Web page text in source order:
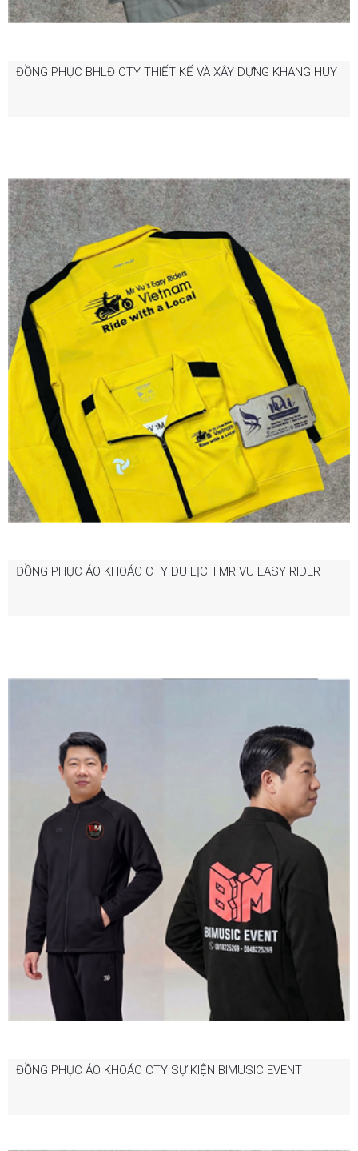
ĐỒNG PHỤC BHLĐ CTY THIẾT KẾ VÀ XÂY DỰNG KHANG HUY
ĐỒNG PHỤC ÁO KHOÁC CTY DU LỊCH MR VU EASY RIDER
ĐỒNG PHỤC ÁO KHOÁC CTY SỰ KIỆN BIMUSIC EVENT